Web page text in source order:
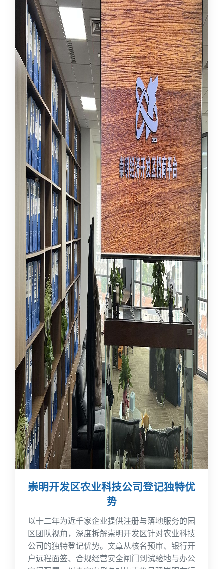
崇明开发区农业科技公司登记独特优
势
以十二年为近千家企业提供注册与落地服务的园
区团队视角，深度拆解崇明开发区针对农业科技
公司的独特登记优势。文章从核名预审、银行开
户远程面签、合规经营安全闸门到试验地与办公